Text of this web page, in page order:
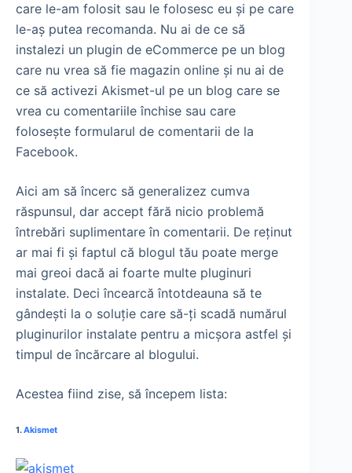
care le-am folosit sau le folosesc eu şi pe care
le-aş putea recomanda. Nu ai de ce să
instalezi un plugin de eCommerce pe un blog
care nu vrea să fie magazin online şi nu ai de
ce să activezi Akismet-ul pe un blog care se
vrea cu comentariile închise sau care
foloseşte formularul de comentarii de la
Facebook.
Aici am să încerc să generalizez cumva
răspunsul, dar accept fără nicio problemă
întrebări suplimentare în comentarii. De reţinut
ar mai fi şi faptul că blogul tău poate merge
mai greoi dacă ai foarte multe pluginuri
instalate. Deci încearcă întotdeauna să te
gândeşti la o soluţie care să-ţi scadă numărul
pluginurilor instalate pentru a micşora astfel şi
timpul de încărcare al blogului.
Acestea fiind zise, să începem lista:
1.Akismet